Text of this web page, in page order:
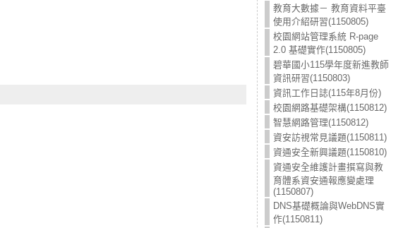
教育大數據－ 教育資料平臺
使用介紹研習(1150805)
校園網站管理系統 R-page
2.0 基礎實作(1150805)
碧華國小115學年度新進教師
資訊研習(1150803)
資訊工作日誌(115年8月份)
校園網路基礎架構(1150812)
智慧網路管理(1150812)
資安訪視常見議題(1150811)
資通安全新興議題(1150810)
資通安全維護計畫撰寫與教
育體系資安通報應變處理
(1150807)
DNS基礎概論與WebDNS實
作(1150811)